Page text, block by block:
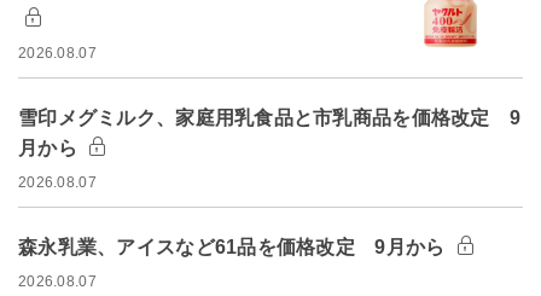
2026.08.07
雪印メグミルク、家庭用乳食品と市乳商品を価格改定 9
月から
2026.08.07
森永乳業、アイスなど61品を価格改定 9月から
2026.08.07